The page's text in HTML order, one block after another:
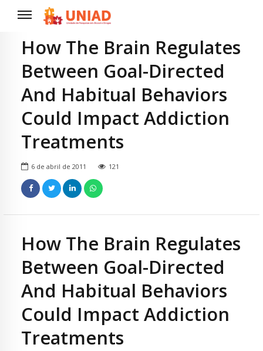
How The Brain Regulates
Between Goal-Directed
And Habitual Behaviors
Could Impact Addiction
Treatments
6 de abril de 2011 121
How The Brain Regulates
Between Goal-Directed
And Habitual Behaviors
Could Impact Addiction
Treatments